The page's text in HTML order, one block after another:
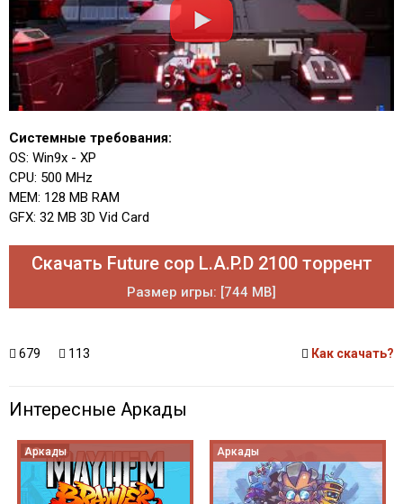
Системные требования:
OS: Win9x - XP
CPU: 500 MHz
MEM: 128 MB RAM
GFX: 32 MB 3D Vid Card
Скачать Future cop L.A.P.D 2100 торрент
Размер игры: [744 MB]
679 113 Как скачать?
Интересные Аркады
Аркады Аркады